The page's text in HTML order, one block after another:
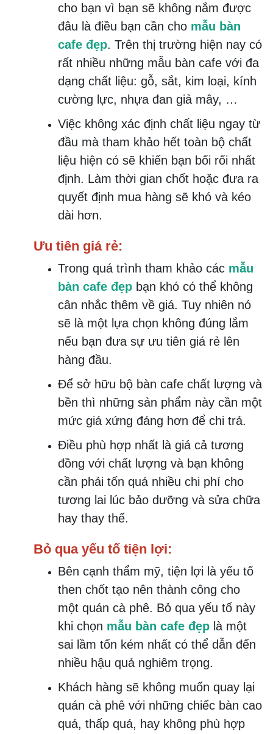
cho bạn vì bạn sẽ không nắm được
đâu là điều bạn cần cho mẫu bàn
cafe đẹp. Trên thị trường hiện nay có
rất nhiều những mẫu bàn cafe với đa
dạng chất liệu: gỗ, sắt, kim loại, kính
cường lực, nhựa đan giả mây, …
Việc không xác định chất liệu ngay từ
đầu mà tham khảo hết toàn bộ chất
liệu hiện có sẽ khiến bạn bối rối nhất
định. Làm thời gian chốt hoặc đưa ra
quyết định mua hàng sẽ khó và kéo
dài hơn.
Ưu tiên giá rẻ:
Trong quá trình tham khảo các mẫu
bàn cafe đẹp bạn khó có thể không
cân nhắc thêm về giá. Tuy nhiên nó
sẽ là một lựa chọn không đúng lắm
nếu bạn đưa sự ưu tiên giá rẻ lên
hàng đầu.
Để sở hữu bộ bàn cafe chất lượng và
bền thì những sản phẩm này cần một
mức giá xứng đáng hơn để chi trả.
Điều phù hợp nhất là giá cả tương
đồng với chất lượng và bạn không
cần phải tốn quá nhiều chi phí cho
tương lai lúc bảo dưỡng và sửa chữa
hay thay thế.
Bỏ qua yếu tố tiện lợi:
Bên cạnh thẩm mỹ, tiện lợi là yếu tố
then chốt tạo nên thành công cho
một quán cà phê. Bỏ qua yếu tố này
khi chọn mẫu bàn cafe đẹp là một
sai lầm tốn kém nhất có thể dẫn đến
nhiều hậu quả nghiêm trọng.
Khách hàng sẽ không muốn quay lại
quán cà phê với những chiếc bàn cao
quá, thấp quá, hay không phù hợp